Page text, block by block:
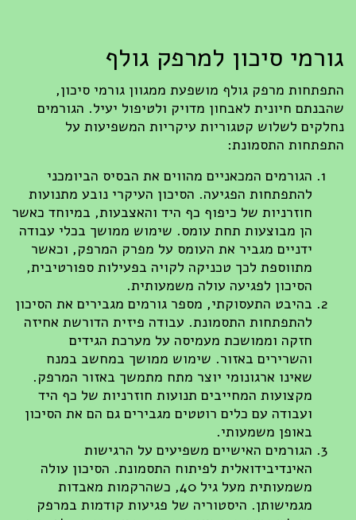
גורמי סיכון למרפק גולף
התפתחות מרפק גולף מושפעת ממגוון גורמי סיכון,
שהבנתם חיונית לאבחון מדויק ולטיפול יעיל. הגורמים
נחלקים לשלוש קטגוריות עיקריות המשפיעות על
התפתחות התסמונת:
הגורמים המכאניים מהווים את הבסיס הביומכני
להתפתחות הפגיעה. הסיכון העיקרי נובע מתנועות
חוזרניות של כיפוף כף היד והאצבעות, במיוחד כאשר
הן מבוצעות תחת עומס. שימוש ממושך בכלי עבודה
ידניים מגביר את העומס על מפרק המרפק, וכאשר
מתווספת לכך טכניקה לקויה בפעילות ספורטיבית,
הסיכון לפגיעה עולה משמעותית.
בהיבט התעסוקתי, מספר גורמים מגבירים את הסיכון
להתפתחות התסמונת. עבודה פיזית הדורשת אחיזה
חזקה וממושכת מעמיסה על מערכת הגידים
והשרירים באזור. שימוש ממושך במחשב במנח
שאינו ארגונומי יוצר מתח מתמשך באזור המרפק.
מקצועות המחייבים תנועות חוזרניות של כף היד
ועבודה עם כלים רוטטים מגבירים גם הם את הסיכון
באופן משמעותי.
הגורמים האישיים משפיעים על הרגישות
האינדיבידואלית לפיתוח התסמונת. הסיכון עולה
משמעותית מעל גיל 40, כשהרקמות מאבדות
מגמישותן. היסטוריה של פגיעות קודמות במרפק